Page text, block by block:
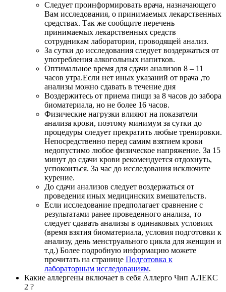
Следует проинформировать врача, назначающего
Вам исследования, о принимаемых лекарственных
средствах. Так же сообщите перечень
принимаемых лекарственных средств
сотрудникам лаборатории, проводящей анализ.
За сутки до исследования следует воздержаться от
употребления алкогольных напитков.
Оптимальное время для сдачи анализов 8 – 11
часов утра.Если нет иных указаний от врача ,то
анализы можно сдавать в течение дня
Воздержитесь от приема пищи за 8 часов до забора
биоматериала, но не более 16 часов.
Физические нагрузки влияют на показатели
анализа крови, поэтому минимум за сутки до
процедуры следует прекратить любые тренировки.
Непосредственно перед самим взятием крови
недопустимо любое физическое напряжение. За 15
минут до сдачи крови рекомендуется отдохнуть,
успокоиться. За час до исследования исключите
курение.
До сдачи анализов следует воздержаться от
проведения иных медицинских вмешательств.
Если исследование предполагает сравнение с
результатами ранее проведенного анализа, то
следует сдавать анализы в одинаковых условиях
(время взятия биоматериала, условия подготовки к
анализу, день менструального цикла для женщин и
т.д.) Более подробную информацию можете
прочитать на странице Подготовка к
лабораторным исследованиям.
Какие аллергены включает в себя Аллерго Чип АЛЕКС
2 ?